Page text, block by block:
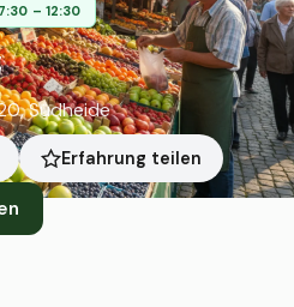
– 12:30
Südheide
Erfahrung teilen